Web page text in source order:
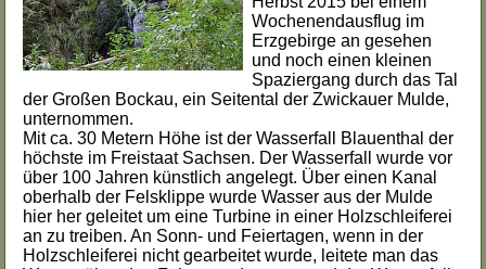
Wochenendausflug im
Erzgebirge an gesehen
und noch einen kleinen
Spaziergang durch das Tal
der Großen Bockau, ein Seitental der Zwickauer Mulde,
unternommen.
Mit ca. 30 Metern Höhe ist der Wasserfall Blauenthal der
höchste im Freistaat Sachsen. Der Wasserfall wurde vor
über 100 Jahren künstlich angelegt. Über einen Kanal
oberhalb der Felsklippe wurde Wasser aus der Mulde
hier her geleitet um eine Turbine in einer Holzschleiferei
an zu treiben. An Sonn- und Feiertagen, wenn in der
Holzschleiferei nicht gearbeitet wurde, leitete man das